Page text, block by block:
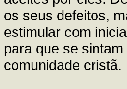
os seus defeitos,
estimular com
para que se
comunidade cristã.